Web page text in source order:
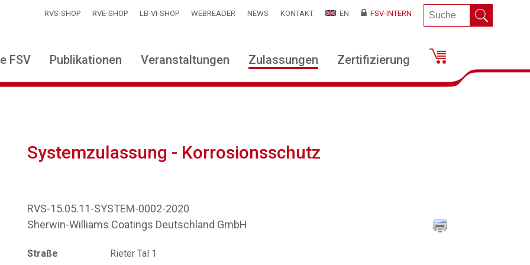
RVS-SHOP RVE-SHOP LB-VI-SHOP WEBREADER NEWS KONTAKT EN FSV-INTERN
FSV Publikationen Veranstaltungen Zulassungen Zertifizierung
Systemzulassung - Korrosionsschutz
RVS-15.05.11-SYSTEM-0002-2020
Sherwin-Williams Coatings Deutschland GmbH
Straße
Rieter Tal 1